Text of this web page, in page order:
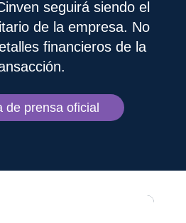
seguirá siendo el
de la empresa. No
financieros de la
de prensa oficial